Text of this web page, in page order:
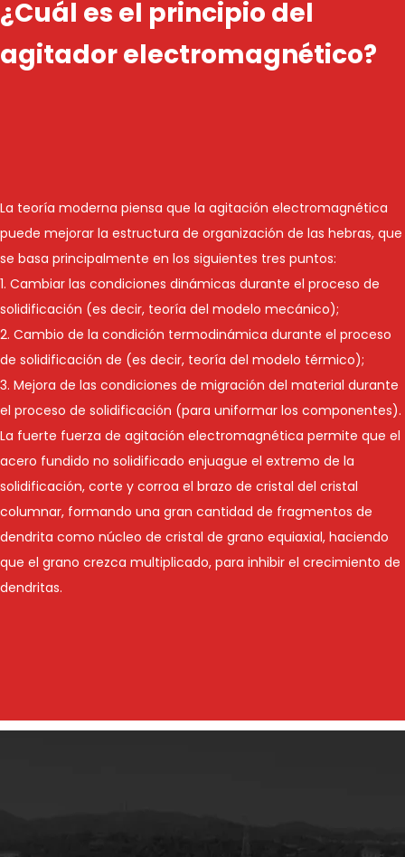
¿Cuál es el principio del
agitador electromagnético?
La teoría moderna piensa que la agitación electromagnética
puede mejorar la estructura de organización de las hebras, que
se basa principalmente en los siguientes tres puntos:
1. Cambiar las condiciones dinámicas durante el proceso de
solidificación (es decir, teoría del modelo mecánico);
2. Cambio de la condición termodinámica durante el proceso
de solidificación de (es decir, teoría del modelo térmico);
3. Mejora de las condiciones de migración del material durante
el proceso de solidificación (para uniformar los componentes).
La fuerte fuerza de agitación electromagnética permite que el
acero fundido no solidificado enjuague el extremo de la
solidificación, corte y corroa el brazo de cristal del cristal
columnar, formando una gran cantidad de fragmentos de
dendrita como núcleo de cristal de grano equiaxial, haciendo
que el grano crezca multiplicado, para inhibir el crecimiento de
dendritas.